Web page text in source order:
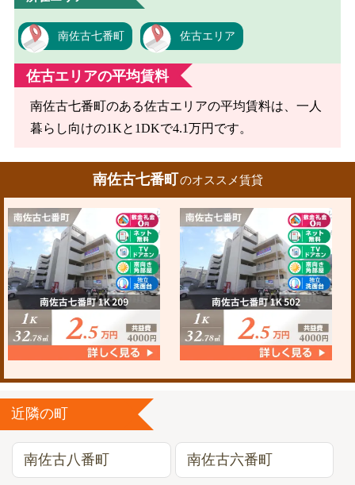
南佐古七番町 佐古エリア
佐古エリアの平均賃料
南佐古七番町のある佐古エリアの平均賃料は、一人
暮らし向けの1Kと1DKで4.1万円です。
南佐古七番町のオススメ賃貸
近隣の町
南佐古八番町 南佐古六番町